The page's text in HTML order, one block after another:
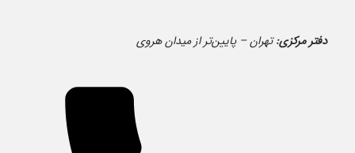
دفتر مرکزی:تهران – پایین‌تر از میدان هروی